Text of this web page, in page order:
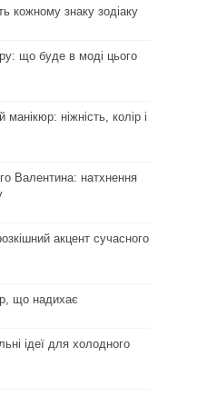
кожному знаку зодіаку
що буде в моді цього
ніжність, колір і
Валентина: натхнення
акцент сучасного
що надихає
ідеї для холодного